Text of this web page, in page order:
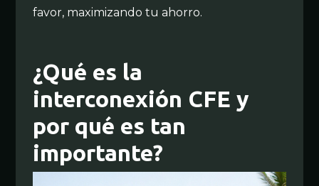
favor, maximizando tu ahorro.
¿Qué es la
interconexión CFE y
por qué es tan
importante?